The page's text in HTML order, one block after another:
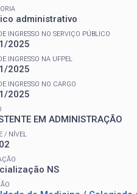
administrativo
INGRESSO NO SERVIÇO PÚBLICO
2025
INGRESSO NA UFPEL
2025
INGRESSO NO CARGO
2025
EM ADMINISTRAÇÃO
/ NÍVEL
NS